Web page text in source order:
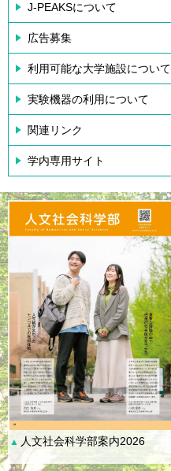
J-PEAKSについて
広告募集
利用可能な大学施設について
実験機器の利用について
関連リンク
学内専用サイト
▲ 人文社会科学部案内2026